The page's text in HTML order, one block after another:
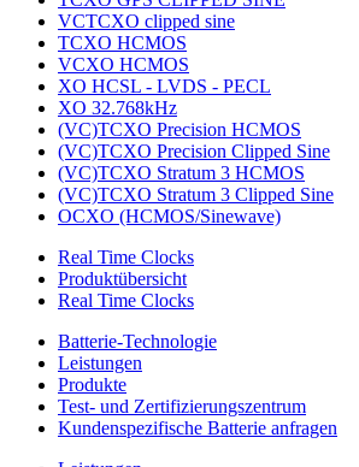
VCTCXO clipped sine
TCXO HCMOS
VCXO HCMOS
XO HCSL - LVDS - PECL
XO 32.768kHz
(VC)TCXO Precision HCMOS
(VC)TCXO Precision Clipped Sine
(VC)TCXO Stratum 3 HCMOS
(VC)TCXO Stratum 3 Clipped Sine
OCXO (HCMOS/Sinewave)
Real Time Clocks
Produktübersicht
Real Time Clocks
Batterie-Technologie
Leistungen
Produkte
Test- und Zertifizierungszentrum
Kundenspezifische Batterie anfragen